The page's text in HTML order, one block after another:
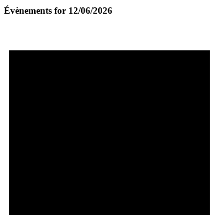
Évènements for 12/06/2026